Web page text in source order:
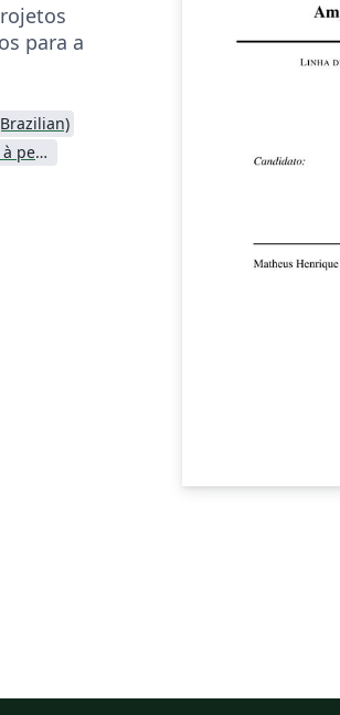
para a
Fundação de Amparo à pesquisa do Estado de São Paulo (FAPESP)